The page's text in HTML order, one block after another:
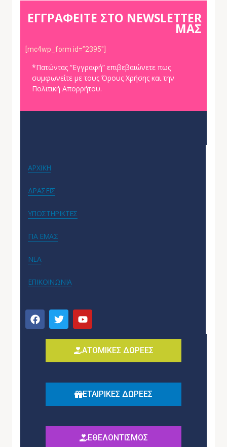
ΕΓΓΡΑΦΕΙΤΕ ΣΤΟ NEWSLETTER
ΜΑΣ
[mc4wp_form id=”2395″]
*Πατώντας “Εγγραφή” επιβεβαιώνετε πως
συμφωνείτε με τους Όρους Χρήσης και την
Πολιτική Απορρήτου.
ΑΡΧΙΚΗ
ΔΡΑΣΕΙΣ
ΥΠΟΣΤΗΡΙΚΤΕΣ
ΓΙΑ ΕΜΑΣ
ΝΕΑ
ΕΠΙΚΟΙΝΩΝΙΑ
ΑΤΟΜΙΚΕΣ ΔΩΡΕΕΣ
ΕΤΑΙΡΙΚΕΣ ΔΩΡΕΕΣ
ΕΘΕΛΟΝΤΙΣΜΟΣ